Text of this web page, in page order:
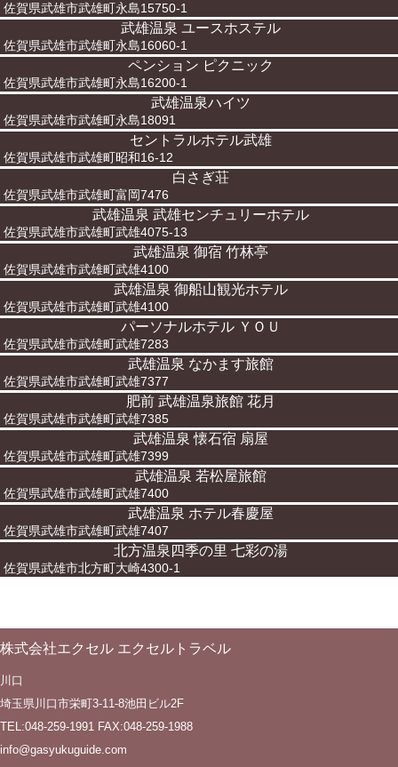
佐賀県武雄市武雄町永島15750-1
武雄温泉 ユースホステル
佐賀県武雄市武雄町永島16060-1
ペンション ピクニック
佐賀県武雄市武雄町永島16200-1
武雄温泉ハイツ
佐賀県武雄市武雄町永島18091
セントラルホテル武雄
佐賀県武雄市武雄町昭和16-12
白さぎ荘
佐賀県武雄市武雄町富岡7476
武雄温泉 武雄センチュリーホテル
佐賀県武雄市武雄町武雄4075-13
武雄温泉 御宿 竹林亭
佐賀県武雄市武雄町武雄4100
武雄温泉 御船山観光ホテル
佐賀県武雄市武雄町武雄4100
パーソナルホテル ＹＯＵ
佐賀県武雄市武雄町武雄7283
武雄温泉 なかます旅館
佐賀県武雄市武雄町武雄7377
肥前 武雄温泉旅館 花月
佐賀県武雄市武雄町武雄7385
武雄温泉 懐石宿 扇屋
佐賀県武雄市武雄町武雄7399
武雄温泉 若松屋旅館
佐賀県武雄市武雄町武雄7400
武雄温泉 ホテル春慶屋
佐賀県武雄市武雄町武雄7407
北方温泉四季の里 七彩の湯
佐賀県武雄市北方町大崎4300-1
株式会社エクセル エクセルトラベル
川口
埼玉県川口市栄町3-11-8池田ビル2F
TEL:048-259-1991 FAX:048-259-1988
info@gasyukuguide.com